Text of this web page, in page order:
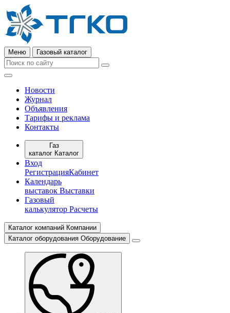
Меню Газовый каталог
Новости
Журнал
Объявления
Тарифы и реклама
Контакты
Газ
каталог Каталог
Вход
РегистрацияКабинет
Календарь
выставок Выставки
Газовый
калькулятор Расчеты
Каталог компаний Компании
Каталог оборудования Оборудование